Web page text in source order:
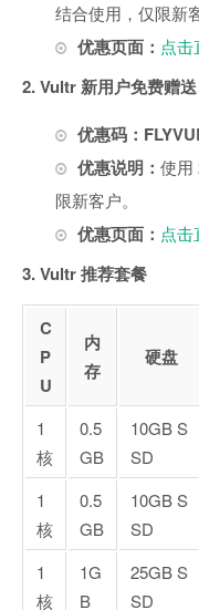
结合使用，仅限新
优惠页面： 点
2. Vultr 新用户免费赠
优惠码：
优惠说明： 使用
限新客户。
优惠页面： 点
3. Vultr 推荐套餐
C
P
U
内
存
硬盘
1
核
0.5
GB
10GB S
SD
1
核
0.5
GB
10GB S
SD
1
核
1G
B
25GB S
SD